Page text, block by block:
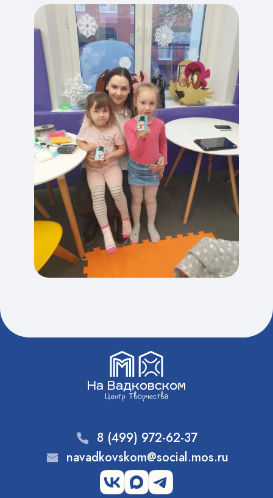
8 (499) 972-62-37
navadkovskom@social.mos.ru